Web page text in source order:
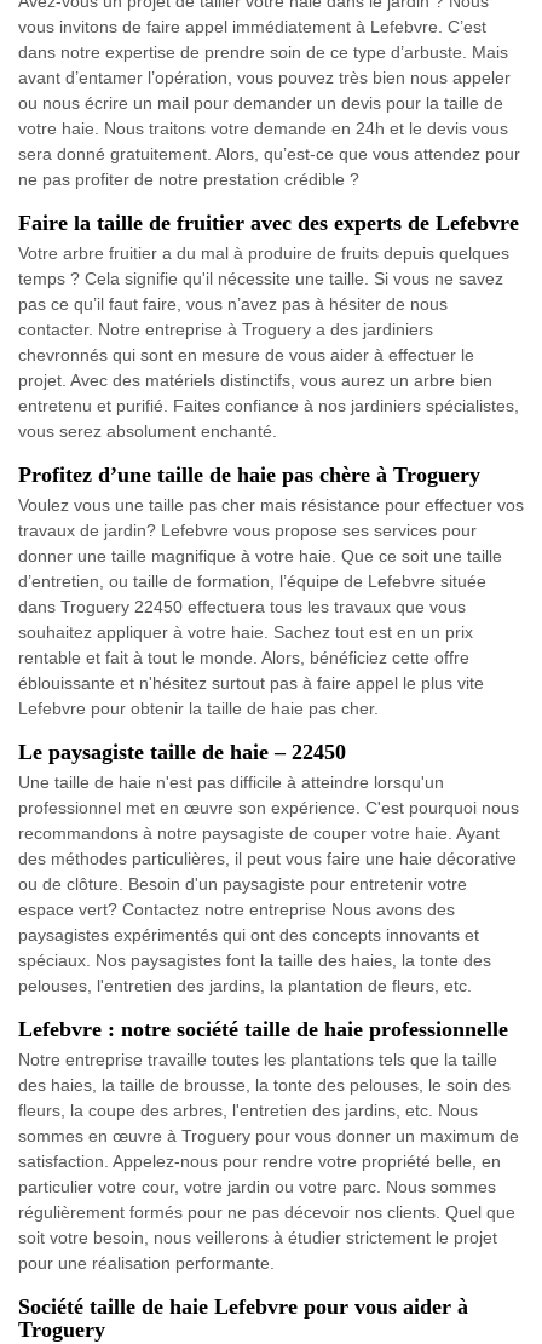
vous invitons de faire appel immédiatement à Lefebvre. C’est
dans notre expertise de prendre soin de ce type d’arbuste. Mais
avant d’entamer l’opération, vous pouvez très bien nous appeler
ou nous écrire un mail pour demander un devis pour la taille de
votre haie. Nous traitons votre demande en 24h et le devis vous
sera donné gratuitement. Alors, qu’est-ce que vous attendez pour
ne pas profiter de notre prestation crédible ?
Faire la taille de fruitier avec des experts de Lefebvre
Votre arbre fruitier a du mal à produire de fruits depuis quelques
temps ? Cela signifie qu'il nécessite une taille. Si vous ne savez
pas ce qu’il faut faire, vous n’avez pas à hésiter de nous
contacter. Notre entreprise à Troguery a des jardiniers
chevronnés qui sont en mesure de vous aider à effectuer le
projet. Avec des matériels distinctifs, vous aurez un arbre bien
entretenu et purifié. Faites confiance à nos jardiniers spécialistes,
vous serez absolument enchanté.
Profitez d’une taille de haie pas chère à Troguery
Voulez vous une taille pas cher mais résistance pour effectuer vos
travaux de jardin? Lefebvre vous propose ses services pour
donner une taille magnifique à votre haie. Que ce soit une taille
d’entretien, ou taille de formation, l’équipe de Lefebvre située
dans Troguery 22450 effectuera tous les travaux que vous
souhaitez appliquer à votre haie. Sachez tout est en un prix
rentable et fait à tout le monde. Alors, bénéficiez cette offre
éblouissante et n'hésitez surtout pas à faire appel le plus vite
Lefebvre pour obtenir la taille de haie pas cher.
Le paysagiste taille de haie – 22450
Une taille de haie n'est pas difficile à atteindre lorsqu'un
professionnel met en œuvre son expérience. C'est pourquoi nous
recommandons à notre paysagiste de couper votre haie. Ayant
des méthodes particulières, il peut vous faire une haie décorative
ou de clôture. Besoin d'un paysagiste pour entretenir votre
espace vert? Contactez notre entreprise Nous avons des
paysagistes expérimentés qui ont des concepts innovants et
spéciaux. Nos paysagistes font la taille des haies, la tonte des
pelouses, l'entretien des jardins, la plantation de fleurs, etc.
Lefebvre : notre société taille de haie professionnelle
Notre entreprise travaille toutes les plantations tels que la taille
des haies, la taille de brousse, la tonte des pelouses, le soin des
fleurs, la coupe des arbres, l'entretien des jardins, etc. Nous
sommes en œuvre à Troguery pour vous donner un maximum de
satisfaction. Appelez-nous pour rendre votre propriété belle, en
particulier votre cour, votre jardin ou votre parc. Nous sommes
régulièrement formés pour ne pas décevoir nos clients. Quel que
soit votre besoin, nous veillerons à étudier strictement le projet
pour une réalisation performante.
Société taille de haie Lefebvre pour vous aider à
Troguery